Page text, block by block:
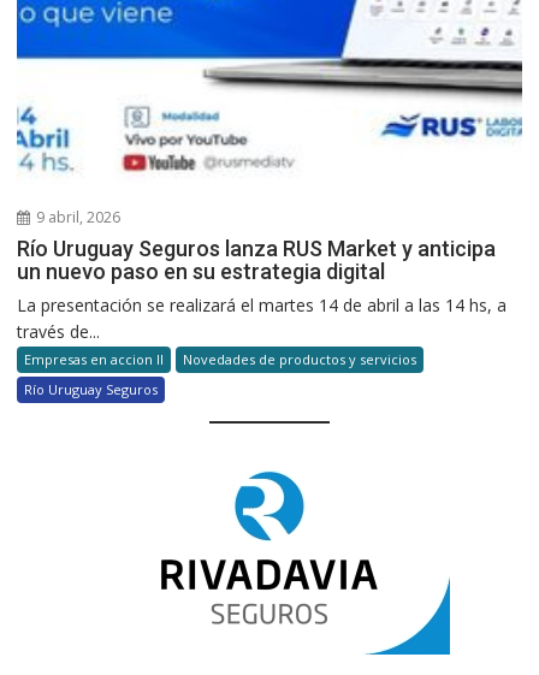
9 abril, 2026
Río Uruguay Seguros lanza RUS Market y anticipa
un nuevo paso en su estrategia digital
La presentación se realizará el martes 14 de abril a las 14 hs, a
través de...
Empresas en accion II
Novedades de productos y servicios
Río Uruguay Seguros